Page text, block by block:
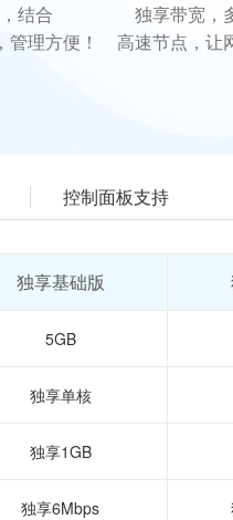
结合
理方便！
独享带宽，
高速节点，让
控制面板支持
独享基础版
5GB
独享单核
独享1GB
独享6Mbps